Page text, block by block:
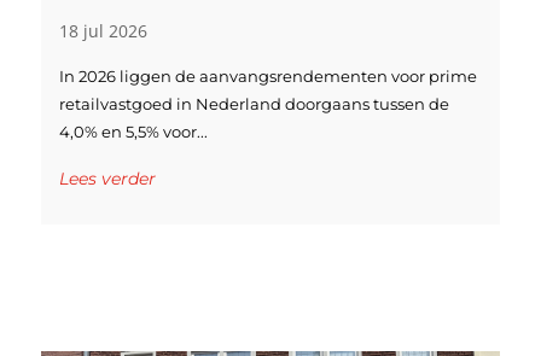
18 jul 2026
In 2026 liggen de aanvangsrendementen voor prime
retailvastgoed in Nederland doorgaans tussen de
4,0% en 5,5% voor...
Lees verder